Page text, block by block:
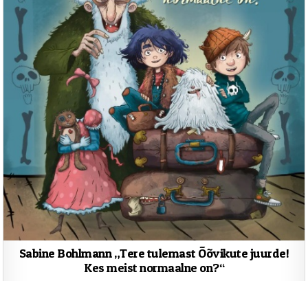
Sabine Bohlmann „Tere tulemast Õõvikute juurde!
Kes meist normaalne on?“